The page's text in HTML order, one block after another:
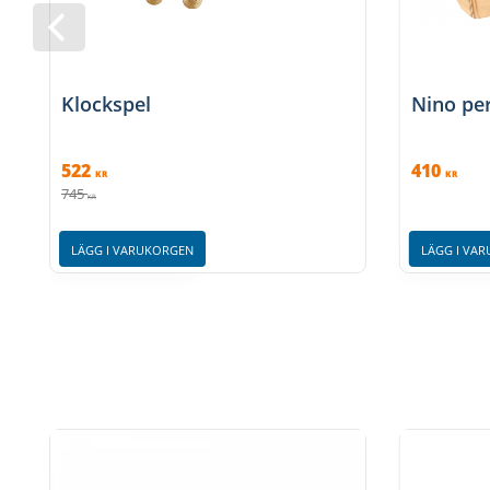
Klockspel
522 KR
745 KR
LÄGG I VARUKORGEN
Nino
410 KR
LÄGG I